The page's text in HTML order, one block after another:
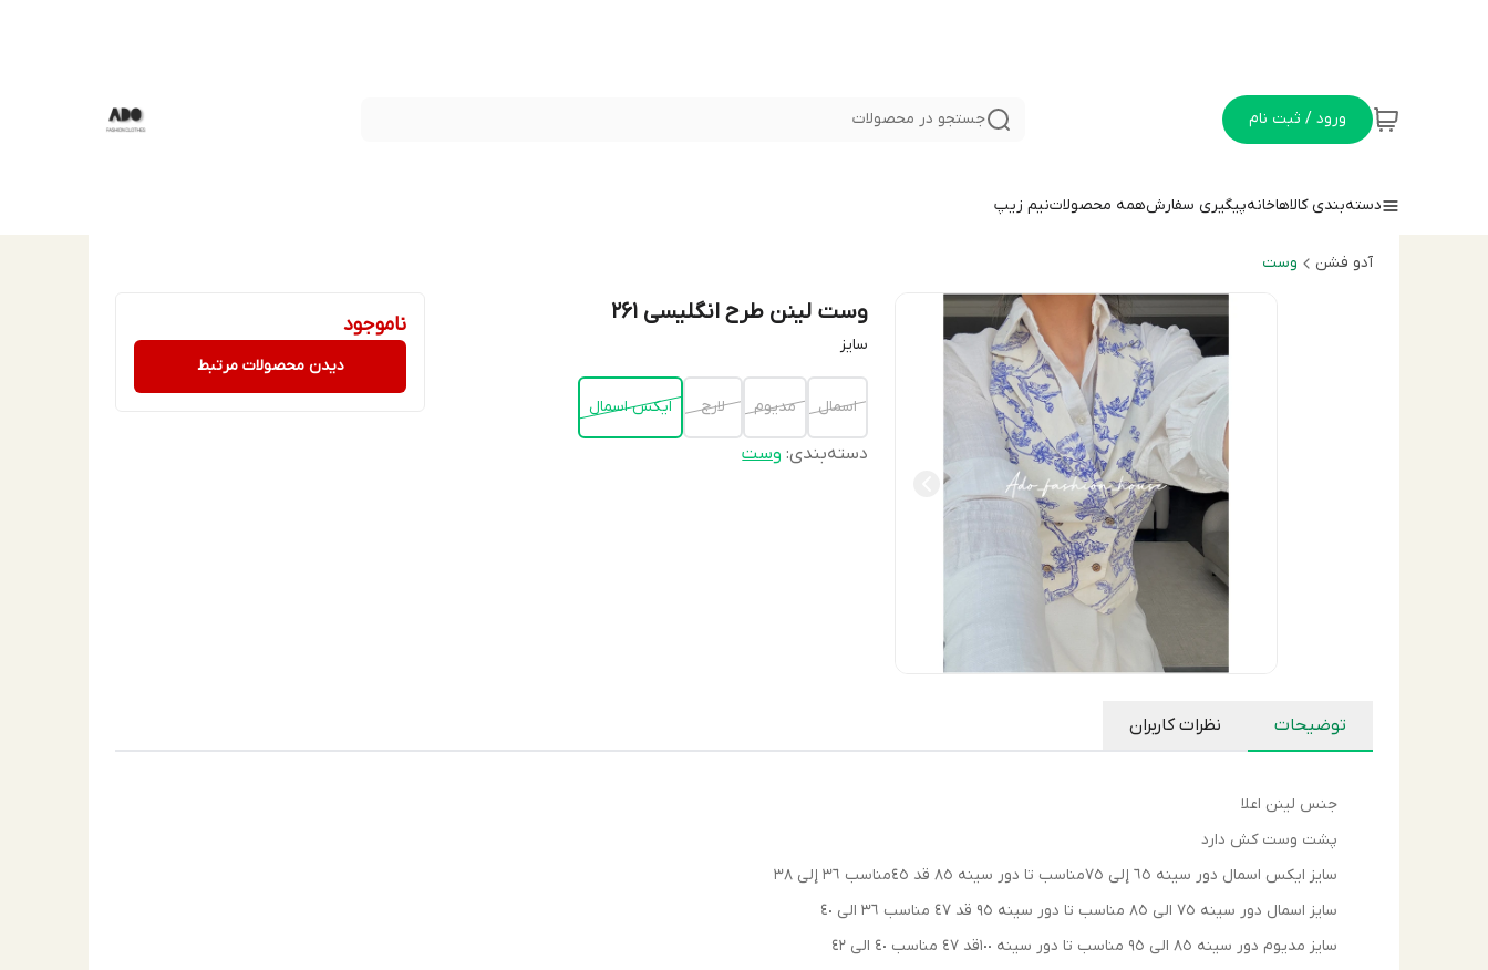
ورود / ثبت نام جستجو در محصولات
دسته‌بندی کالاهاخانهپیگیری سفارشهمه محصولاتنيم زيپ
آدو فشن وست
وست لینن طرح انگلیسی 261
سايز
اسمال مديوم لارج ايكس اسمال
دسته‌بندی: وست
ناموجود
دیدن محصولات مرتبط
توضیحات نظرات کاربران
جنس لينن اعلا
پشت وست كش دارد
سايز ايكس اسمال دور سينه ٦٥ إلى ٧٥مناسب تا دور سينه ٨٥ قد ٤٥مناسب ٣٦ إلى ٣٨
سايز اسمال دور سينه ٧٥ الى ٨٥ مناسب تا دور سينه ٩٥ قد ٤٧ مناسب ٣٦ الى ٤٠
سايز مديوم دور سينه ٨٥ الى ٩٥ مناسب تا دور سينه ١٠٠قد ٤٧ مناسب ٤٠ الى ٤٢